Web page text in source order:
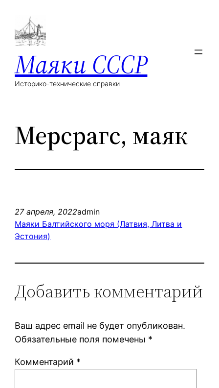
Маяки СССР
Историко-технические справки
Мерсрагс, маяк
27 апреля, 2022admin
Маяки Балтийского моря (Латвия, Литва и
Эстония)
Добавить комментарий
Ваш адрес email не будет опубликован.
Обязательные поля помечены *
Комментарий *